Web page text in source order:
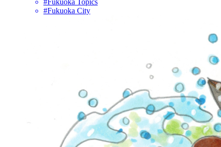
#Fukuoka City